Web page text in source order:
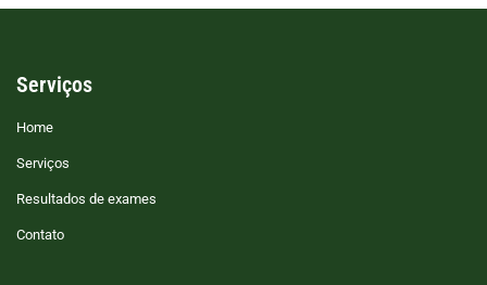
Serviços
Home
Serviços
Resultados de exames
Contato